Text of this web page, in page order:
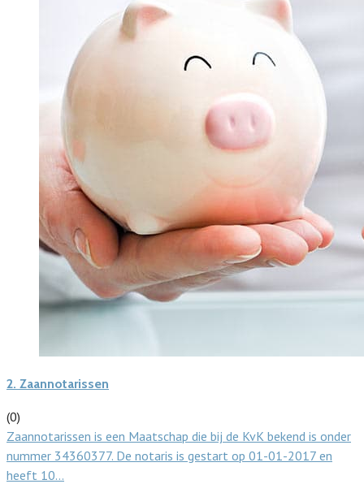
2. Zaannotarissen
(0)
Zaannotarissen is een Maatschap die bij de KvK bekend is onder
nummer 34360377. De notaris is gestart op 01-01-2017 en
heeft 10…